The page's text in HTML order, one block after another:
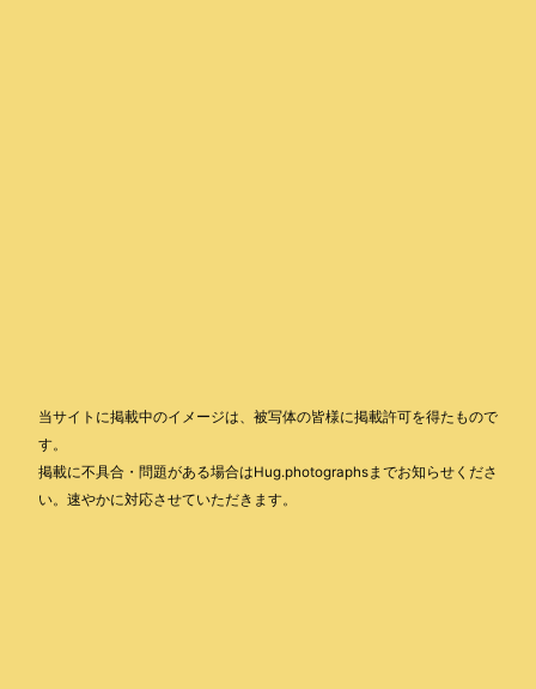
当サイトに掲載中のイメージは、被写体の皆様に掲載許可を得たもので
す。
掲載に不具合・問題がある場合はHug.photographsまでお知らせくださ
い。速やかに対応させていただきます。